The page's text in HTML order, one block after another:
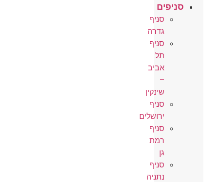
סניפים
סניף
גדרה
סניף
תל
אביב
–
שינקין
סניף
ירושלים
סניף
רמת
גן
סניף
נתניה